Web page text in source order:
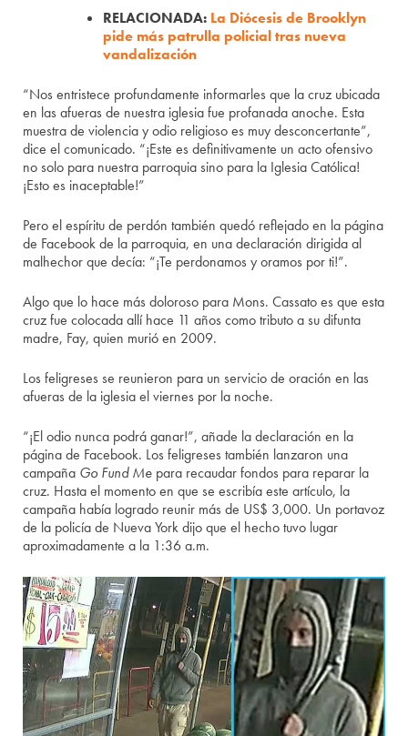
RELACIONADA: La Diócesis de Brooklyn
pide más patrulla policial tras nueva
vandalización
“Nos entristece profundamente informarles que la cruz ubicada
en las afueras de nuestra iglesia fue profanada anoche. Esta
muestra de violencia y odio religioso es muy desconcertante”,
dice el comunicado. “¡Este es definitivamente un acto ofensivo
no solo para nuestra parroquia sino para la Iglesia Católica!
¡Esto es inaceptable!”
Pero el espíritu de perdón también quedó reflejado en la página
de Facebook de la parroquia, en una declaración dirigida al
malhechor que decía: “¡Te perdonamos y oramos por ti!”.
Algo que lo hace más doloroso para Mons. Cassato es que esta
cruz fue colocada allí hace 11 años como tributo a su difunta
madre, Fay, quien murió en 2009.
Los feligreses se reunieron para un servicio de oración en las
afueras de la iglesia el viernes por la noche.
“¡El odio nunca podrá ganar!”, añade la declaración en la
página de Facebook. Los feligreses también lanzaron una
campaña Go Fund Me para recaudar fondos para reparar la
cruz. Hasta el momento en que se escribía este artículo, la
campaña había logrado reunir más de US$ 3,000. Un portavoz
de la policía de Nueva York dijo que el hecho tuvo lugar
aproximadamente a la 1:36 a.m.